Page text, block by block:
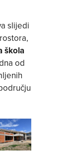
slijedi
škola
od